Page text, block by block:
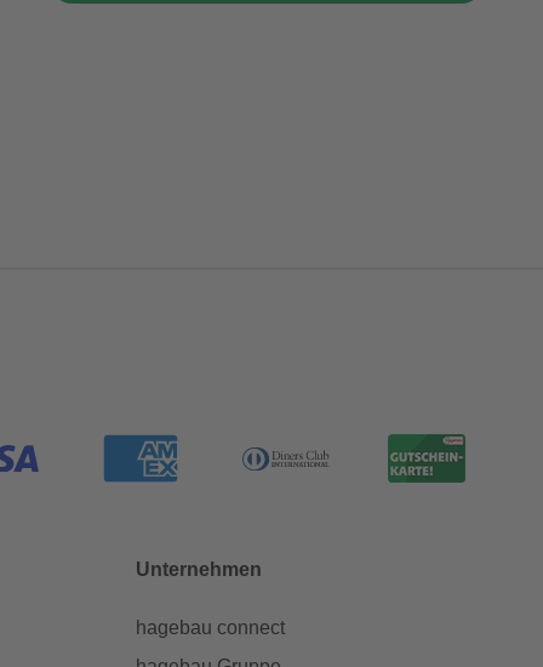
Unternehmen
hagebau connect